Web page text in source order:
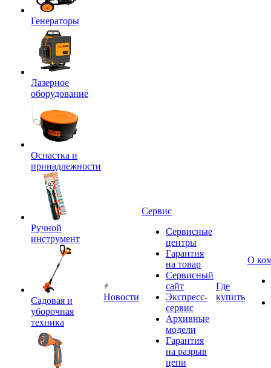
Генераторы
Лазерное
оборудование
Оснастка и
принадлежности
Ручной
инструмент
Садовая и
уборочная
техника
Новости
Сервис
Сервисные
центры
Гарантия
на товар
Сервисный
сайт
Экспресс-
сервис
Архивные
модели
Гарантия
на разрыв
цепи
Где
купить
О